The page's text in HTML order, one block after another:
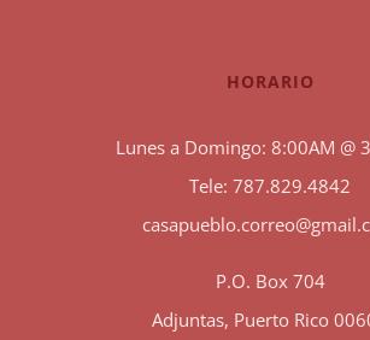
HORARIO
Lunes a Domingo: 8:00AM @
Tele: 787.829.4842
P.O. Box 704
Adjuntas, Puerto Rico